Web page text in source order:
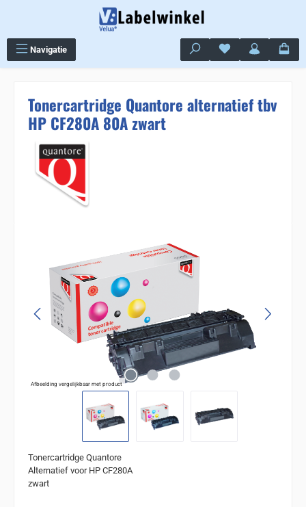
Navigatie Je hebt 0 items op
Tonercartridge Quantore alternatief tbv
HP CF280A 80A zwart
Afbeelding vergelijkbaar met product
Tonercartridge Quantore
Alternatief voor HP CF280A
zwart